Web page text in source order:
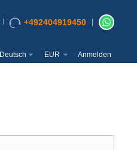
+492404919450
Deutsch EUR Anmelden